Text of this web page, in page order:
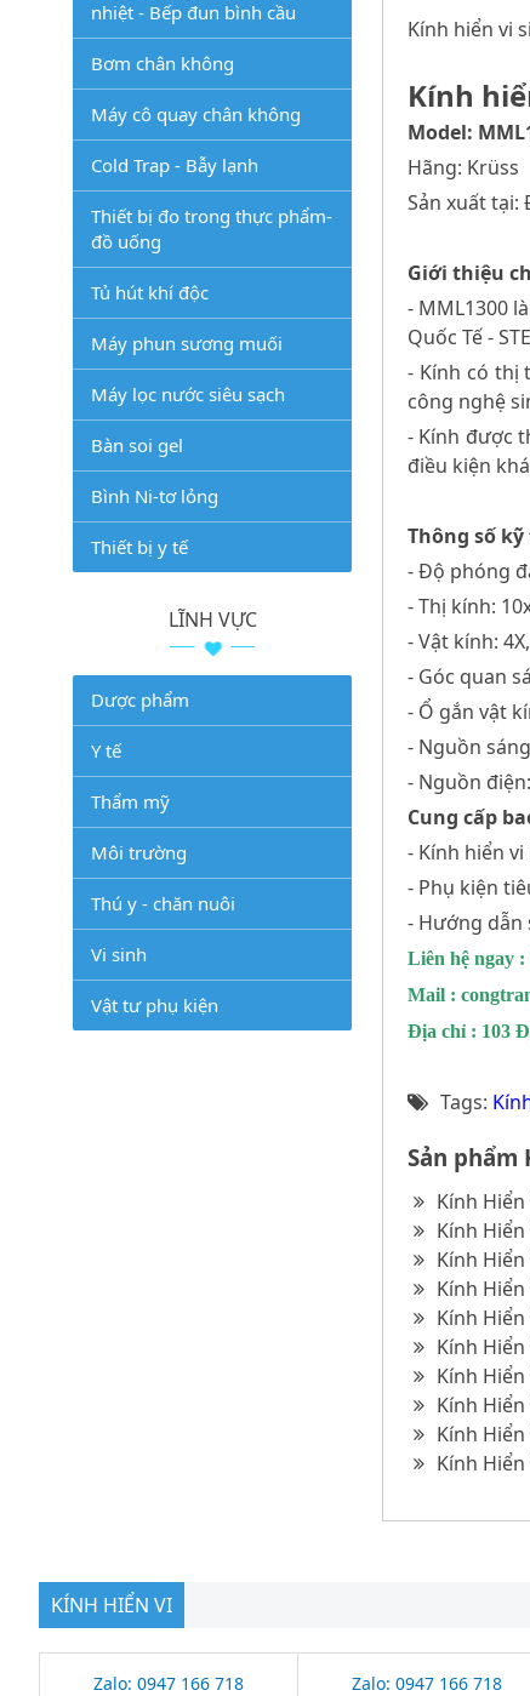
Kính hiển vi
Kính
Model:
Hãng: Krüss
Sản xuất tại:
Giới thiệu
- MML1300
Quốc Tế -
- Kính có thị
công nghệ
- Kính được
điều kiện
Thông số
- Độ phóng
- Thị kính:
- Vật kính:
- Góc quan
- Ổ gắn vật
- Nguồn
- Nguồn
Cung cấp
- Kính hiển
- Phụ kiện
- Hướng dẫn
Liên hệ ngay :
Mail :
Địa chỉ : 103
Tags:
Sản phẩm
Kính Hiển
Kính Hiển
Kính Hiển
Kính Hiển
Kính Hiển
Kính Hiển
Kính Hiển
Kính Hiển
Kính Hiển
Kính Hiển
nhiệt - Bếp đun bình cầu
Bơm chân không
Máy cô quay chân không
Cold Trap - Bẫy lạnh
Thiết bị đo trong thực phẩm-
đồ uống
Tủ hút khí độc
Máy phun sương muối
Máy lọc nước siêu sạch
Bàn soi gel
Bình Ni-tơ lỏng
Thiết bị y tế
LĨNH VỰC
Dược phẩm
Y tế
Thẩm mỹ
Môi trường
Thú y - chăn nuôi
Vi sinh
Vật tư phụ kiện
KÍNH HIỂN VI
Zalo: 0947 166 718 Zalo: 0947 166 718